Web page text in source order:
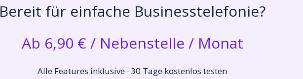
Bereit für einfache Businesstelefonie?
Ab 6,90 € / Nebenstelle / Monat
Alle Features inklusive · 30 Tage kostenlos testen